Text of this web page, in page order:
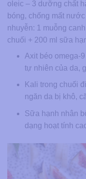
oleic – 3 dưỡng chất
bóng, chống mất
nhuyễn: 1 muỗng
chuối + 200 ml sữa
Axit béo omega-
tự nhiên của da,
Kali trong chuối
ngăn da bị khô,
Sữa hạnh nhân
dạng hoạt tính